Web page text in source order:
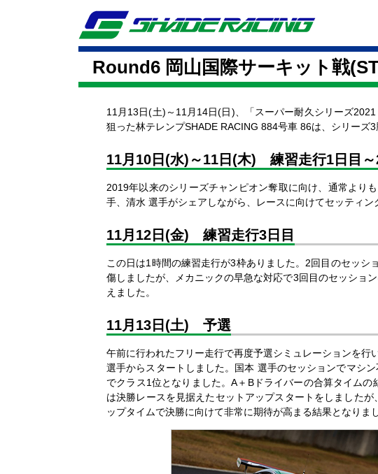
Round6 岡山国際サーキット戦
11月13日(土)～11月14日(日)、「スーパー耐久シリーズ
狙った林テレンプSHADE RACING 884号車 86は、シリーズ
11月10日(水)～11日(木) 練習走行1日目～
2019年以来のシリーズチャンピオン奪取に向け、通常より
手、清水 選手がシェアしながら、レースに向けてセッティン
11月12日(金) 練習走行3日目
この日は1時間の練習走行が3枠ありました。2回目のセッ
傷しましたが、メカニックの早急な対応で3回目のセッショ
えました。
11月13日(土) 予選
午前に行われたフリー走行で再度予選シミュレーションを
選手からスタートしました。国本 選手のセッションでマシ
でクラス1位となりました。A＋Bドライバーの合算タイム
は決勝レースを見据えたセットアップスタートをしました
ップタイムで決勝に向けて非常に期待が高まる結果となりまし